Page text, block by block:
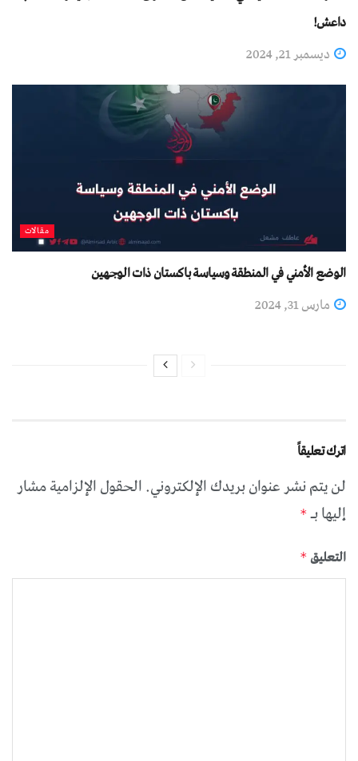
داعش!
ديسمبر 21, 2024
مقالات
الوضع الأمني ​​في المنطقة وسياسة باكستان ذات الوجهين
مارس 31, 2024
اترك تعليقاً
لن يتم نشر عنوان بريدك الإلكتروني.الحقول الإلزامية مشار
إليها بـ *
التعليق *